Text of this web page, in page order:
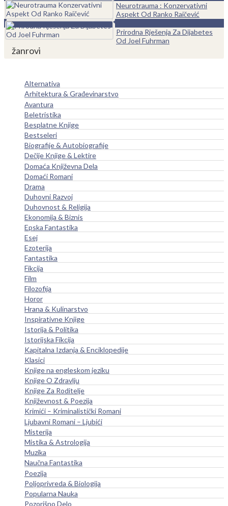
Neurotrauma : Konzervativni
Aspekt Od Ranko Raičević
Prirodna Rješenja Za Dijabetes
Od Joel Fuhrman
žanrovi
Alternativa
Arhitektura & Građevinarstvo
Avantura
Beletristika
Besplatne Knjige
Bestseleri
Biografije & Autobiografije
Dečije Knjige & Lektire
Domaća Književna Dela
Domaći Romani
Drama
Duhovni Razvoj
Duhovnost & Religija
Ekonomija & Biznis
Epska Fantastika
Esej
Ezoterija
Fantastika
Fikcija
Film
Filozofija
Horor
Hrana & Kulinarstvo
Inspirativne Knjige
Istorija & Politika
Istorijska Fikcija
Kapitalna Izdanja & Enciklopedije
Klasici
Knjige na engleskom jeziku
Knjige O Zdravlju
Knjige Za Roditelje
Književnost & Poezija
Krimići – Kriminalistički Romani
Ljubavni Romani – Ljubići
Misterija
Mistika & Astrologija
Muzika
Naučna Fantastika
Poezija
Poljoprivreda & Biologija
Popularna Nauka
Pozorišno Delo